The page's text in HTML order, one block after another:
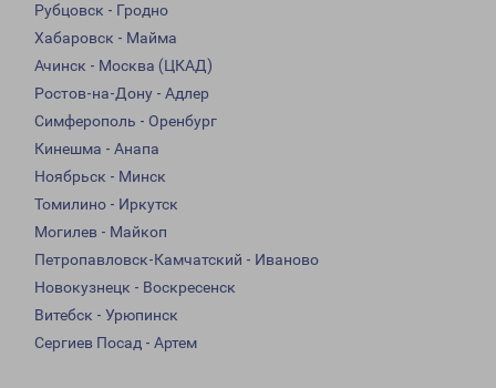
Рубцовск - Гродно
Хабаровск - Майма
Ачинск - Москва (ЦКАД)
Ростов-на-Дону - Адлер
Симферополь - Оренбург
Кинешма - Анапа
Ноябрьск - Минск
Томилино - Иркутск
Могилев - Майкоп
Петропавловск-Камчатский - Иваново
Новокузнецк - Воскресенск
Витебск - Урюпинск
Сергиев Посад - Артем